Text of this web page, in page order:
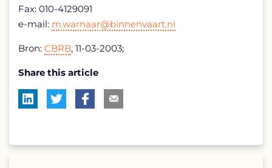
Fax: 010-4129091
e-mail: m.warnaar@binnenvaart.nl
Bron: CBRB, 11-03-2003;
Share this article